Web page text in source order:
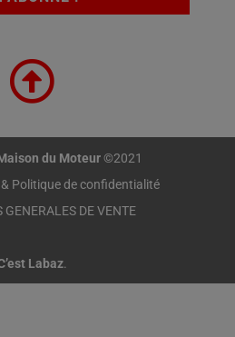
du Moteur©2021
Politique de confidentialité
GENERALES DE VENTE
Labaz.